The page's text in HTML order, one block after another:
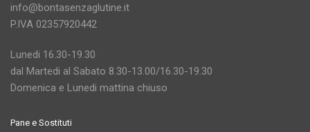
info@bontasenzaglutine.it
P.IVA 02357920442
Lunedi 16.30-19.30
dal Martedi al Sabato 8.30-13.00/16.30-19.30
Domenica e Lunedi mattina chiuso
Pane e Sostituti